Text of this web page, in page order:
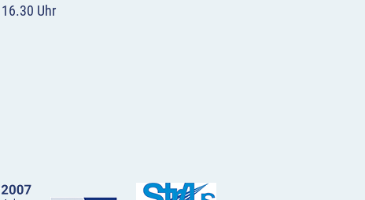
Uhr